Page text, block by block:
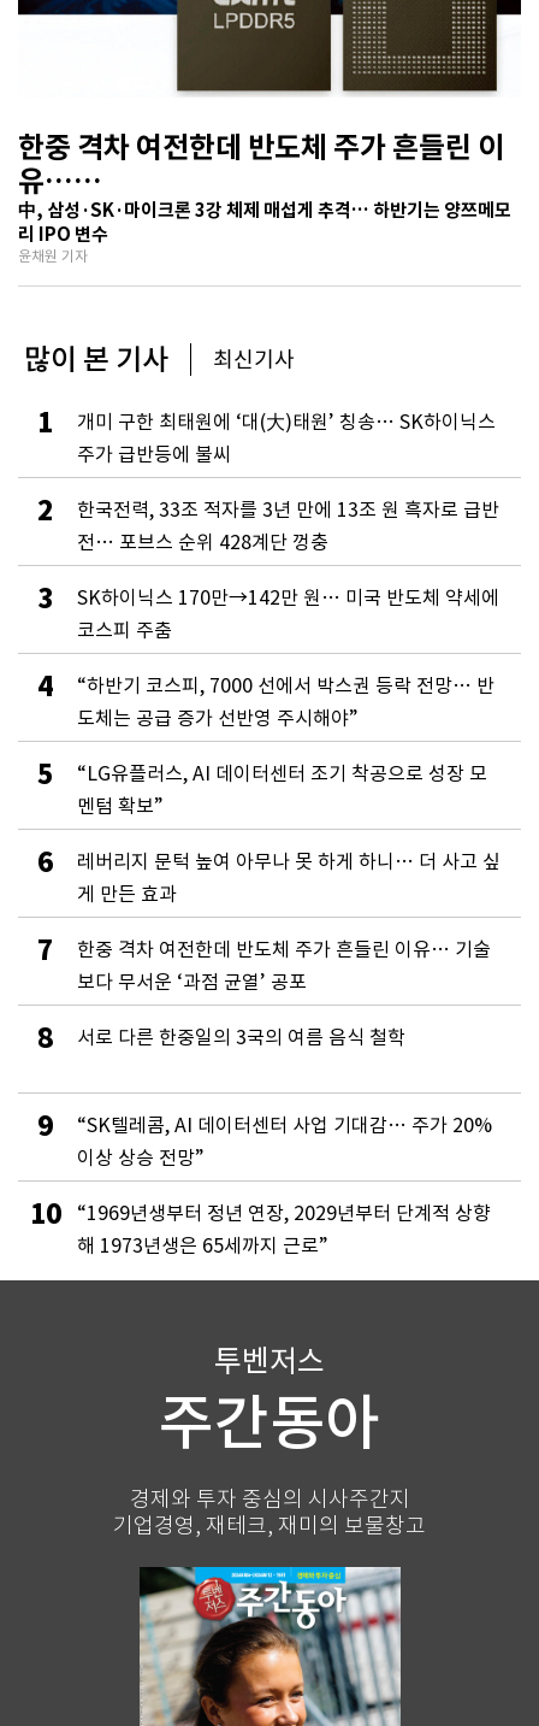
한중 격차 여전한데 반도체 주가 흔들린 이
유…
기술보다 무서운 ‘과점 균열’ 공포
中, 삼성·SK·마이크론 3강 체제 매섭게 추격… 하반기는 양쯔메모
리 IPO 변수
윤채원 기자
많이 본 기사 최신기사
1
개미 구한 최태원에 ‘대(大)태원’ 칭송… SK하이닉스
주가 급반등에 불씨
2
한국전력, 33조 적자를 3년 만에 13조 원 흑자로 급반
전… 포브스 순위 428계단 껑충
3
SK하이닉스 170만→142만 원… 미국 반도체 약세에
코스피 주춤
4
“하반기 코스피, 7000 선에서 박스권 등락 전망… 반
도체는 공급 증가 선반영 주시해야”
5
“LG유플러스, AI 데이터센터 조기 착공으로 성장 모
멘텀 확보”
6
레버리지 문턱 높여 아무나 못 하게 하니… 더 사고 싶
게 만든 효과
7
한중 격차 여전한데 반도체 주가 흔들린 이유… 기술
보다 무서운 ‘과점 균열’ 공포
8 서로 다른 한중일의 3국의 여름 음식 철학
9
“SK텔레콤, AI 데이터센터 사업 기대감… 주가 20%
이상 상승 전망”
10
“1969년생부터 정년 연장, 2029년부터 단계적 상향
해 1973년생은 65세까지 근로”
투벤저스
주간동아
경제와 투자 중심의 시사주간지
기업경영, 재테크, 재미의 보물창고